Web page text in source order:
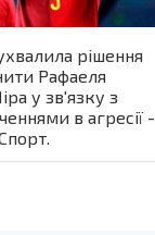
рішення
Рафаеля
у зв'язку з
в агресії -